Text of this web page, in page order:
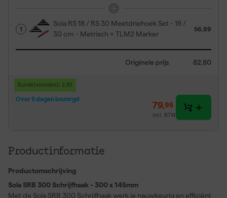
1
Sola RS 18 / RS 30 Meetdriehoek Set - 18 /
30 cm - Metrisch + TLM2 Marker
56,99
Originele prijs 82,80
Bundelvoordeel: 2,85
Over 5 dagen bezorgd
79,95
incl. BTW
Productinformatie
Productomschrijving
Sola SRB 300 Schrijfhaak - 300 x 145mm
Met de Sola SRB 300 Schrijfhaak werk je nauwkeurig en efficiënt